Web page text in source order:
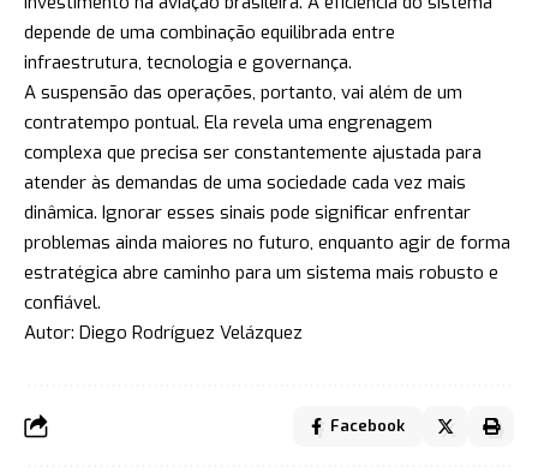
depende de uma combinação equilibrada entre
infraestrutura, tecnologia e governança.
A suspensão das operações, portanto, vai além de um
contratempo pontual. Ela revela uma engrenagem
complexa que precisa ser constantemente ajustada para
atender às demandas de uma sociedade cada vez mais
dinâmica. Ignorar esses sinais pode significar enfrentar
problemas ainda maiores no futuro, enquanto agir de forma
estratégica abre caminho para um sistema mais robusto e
confiável.
Autor: Diego Rodríguez Velázquez
Facebook